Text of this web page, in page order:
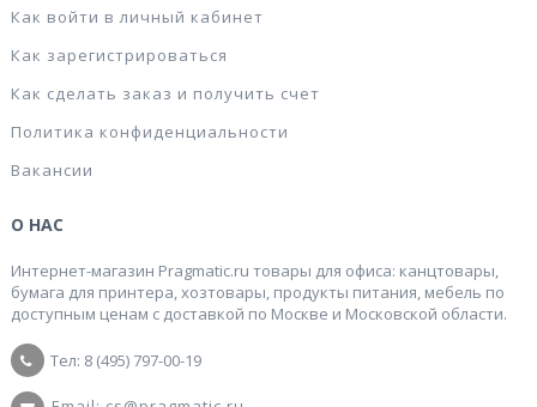
Как войти в личный кабинет
Как зарегистрироваться
Как сделать заказ и получить счет
Политика конфиденциальности
Вакансии
О НАС
Интернет-магазин Pragmatic.ru товары для офиса: канцтовары,
бумага для принтера, хозтовары, продукты питания, мебель по
доступным ценам с доставкой по Москве и Московской области.
Тел: 8 (495) 797-00-19